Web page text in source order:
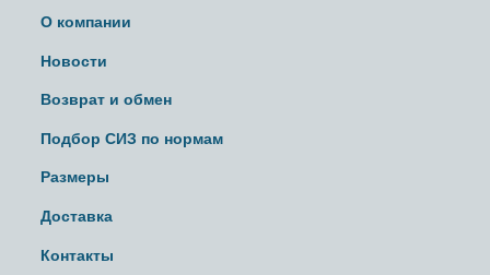
О компании
Новости
Возврат и обмен
Подбор СИЗ по нормам
Размеры
Доставка
Контакты